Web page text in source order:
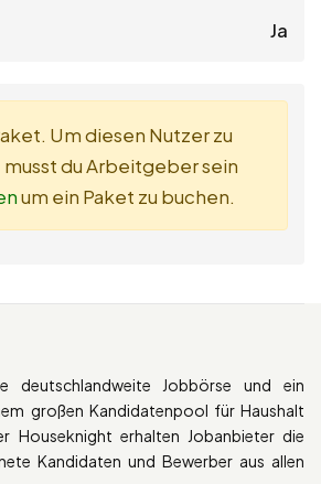
Ja
Um diesen Nutzer zu
du Arbeitgeber sein
um ein Paket zu buchen.
deutschlandweite Jobbörse und ein
großen Kandidatenpool für Haushalt
Houseknight erhalten Jobanbieter die
Kandidaten und Bewerber aus allen